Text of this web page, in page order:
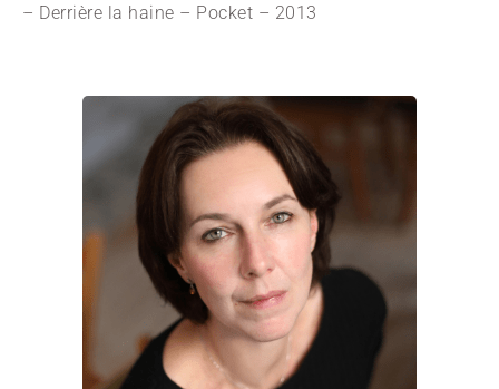
– Derrière la haine – Pocket – 2013